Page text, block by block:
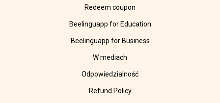
Redeem coupon
Beelinguapp for Education
Beelinguapp for Business
W mediach
Odpowiedzialność
Refund Policy